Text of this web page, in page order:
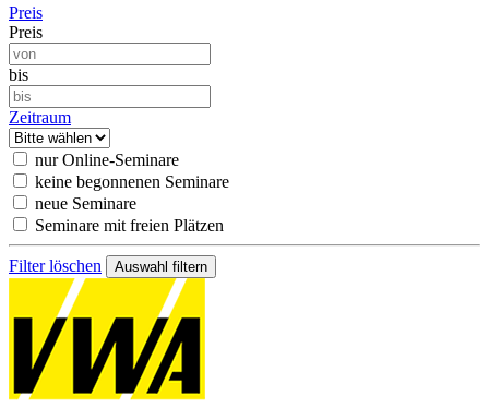
Preis
Preis
bis
Zeitraum
nur Online-Seminare
keine begonnenen Seminare
neue Seminare
Seminare mit freien Plätzen
Filter löschen